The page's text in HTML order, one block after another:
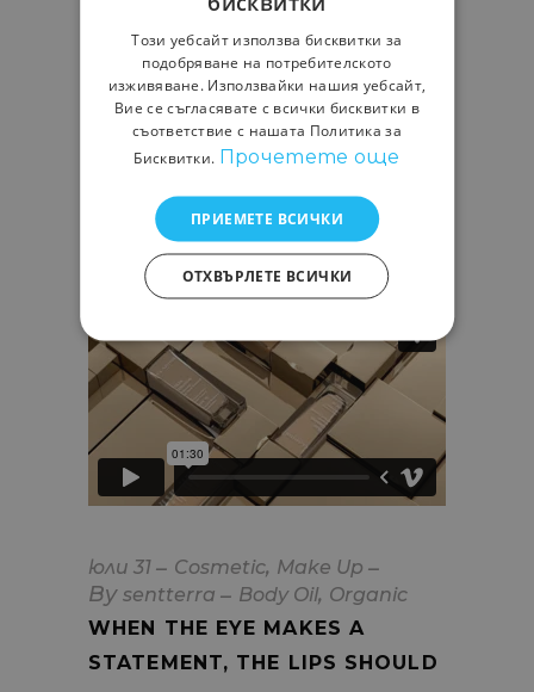
Nemo enim ipsam voluptatem
quia voluptas sit aspernatur aut
юли 31 Cosmetic, Make Up
By sentterra Body Oil, Organic
WHEN THE EYE MAKES A
STATEMENT, THE LIPS SHOULD
Този уебсайт използва бисквитки за
подобряване на потребителското
изживяване. Използвайки нашия уебсайт,
Вие се съгласявате с всички бисквитки в
съответствие с нашата Политика за
Бисквитки. Прочетете още
ПРИЕМЕТЕ ВСИЧКИ
ОТХВЪРЛЕТЕ ВСИЧКИ